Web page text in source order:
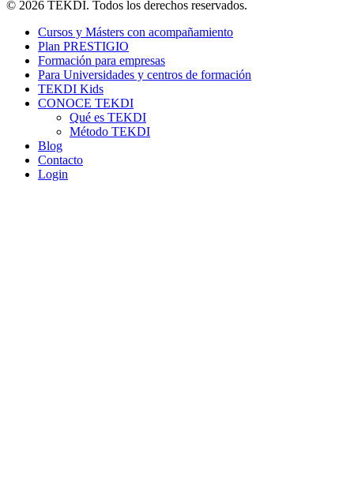
© 2026 TEKDI. Todos los derechos reservados.
Cursos y Másters con acompañamiento
Plan PRESTIGIO
Formación para empresas
Para Universidades y centros de formación
TEKDI Kids
CONOCE TEKDI
Qué es TEKDI
Método TEKDI
Blog
Contacto
Login